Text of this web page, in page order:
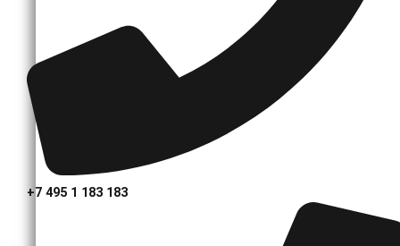
+7 495 1 183 183